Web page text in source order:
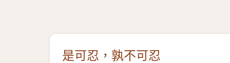
是可忍，孰不可忍